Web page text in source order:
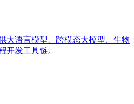
大语言模型、跨模态大模型、生物
开发工具链。